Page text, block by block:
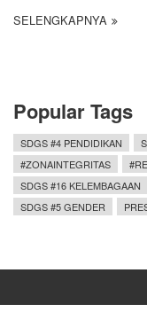
SELENGKAPNYA
Popular Tags
SDGS #4 PENDIDIKAN
#ZONAINTEGRITAS
SDGS #16 KELEMBAGAAN
SDGS #5 GENDER